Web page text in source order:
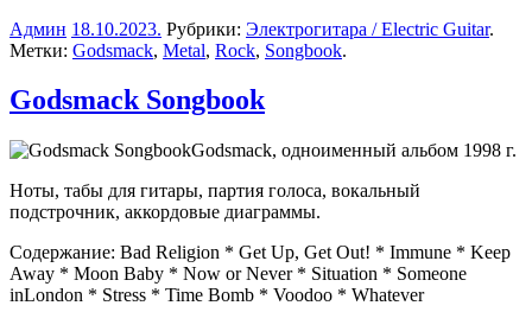
Админ 18.10.2023. Рубрики: Электрогитара / Electric Guitar.
Метки: Godsmack, Metal, Rock, Songbook.
Godsmack Songbook
Godsmack, одноименный альбом 1998 г.
Ноты, табы для гитары, партия голоса, вокальный
подстрочник, аккордовые диаграммы.
Содержание: Bad Religion * Get Up, Get Out! * Immune * Keep
Away * Moon Baby * Now or Never * Situation * Someone
inLondon * Stress * Time Bomb * Voodoo * Whatever